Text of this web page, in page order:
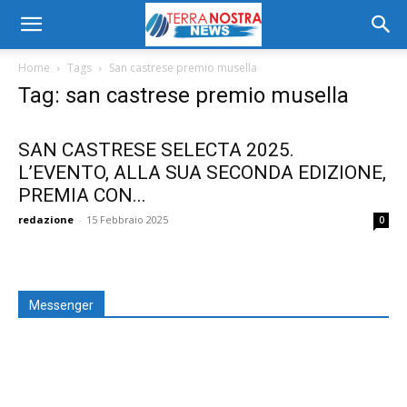
Home Tags San castrese premio musella
Tag: san castrese premio musella
SAN CASTRESE SELECTA 2025.
L’EVENTO, ALLA SUA SECONDA EDIZIONE,
PREMIA CON...
redazione - 15 Febbraio 2025 0
Messenger